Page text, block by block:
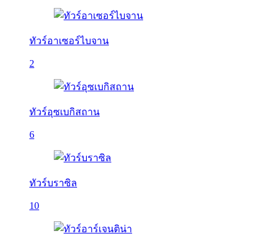
ทัวร์อาเซอร์ไบจาน
2
ทัวร์อุซเบกิสถาน
6
ทัวร์บราซิล
10